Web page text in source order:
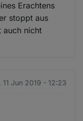
Erachtens
stoppt aus
auch nicht
11 Jun 2019 - 12:23